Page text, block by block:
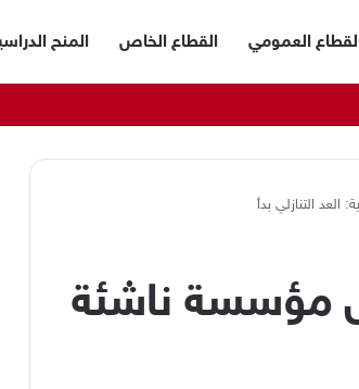
العمومي القطاع الخاص المنح
التنازلي بدأ
مؤسسة ناشئة